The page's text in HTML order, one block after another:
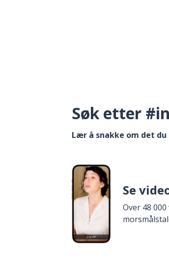
Søk etter
Lær å snakke om det
Se
Over 48